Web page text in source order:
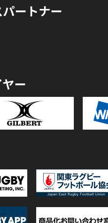
ートナー
ー